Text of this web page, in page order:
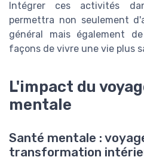
Intégrer ces activités
permettra non seulement
général mais également
façons de vivre une vie plus
L'impact du
mentale
Santé mentale :
transformation